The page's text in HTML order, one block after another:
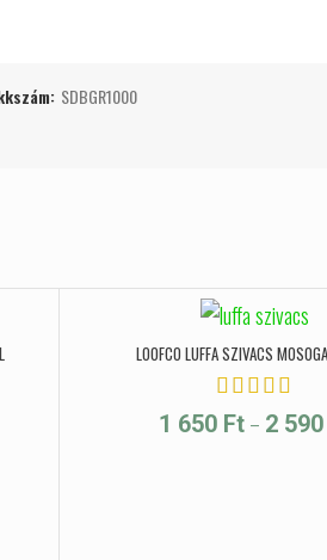
SDBGR1000
1 090 Ft - 1 890 Ft
LOOFCO LUFFA SZIVACS
1 650 Ft – 2 590